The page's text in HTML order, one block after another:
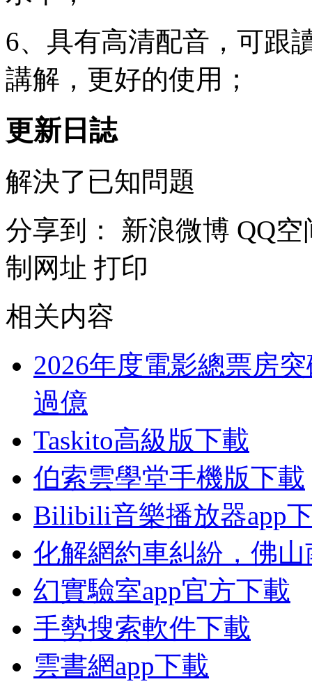
6、具有高清配音，可跟
講解，更好的使用；
更新日誌
解決了已知問題
分享到：
新浪微博 QQ空
制网址 打印
相关内容
2026年度電影總票房
過億
Taskito高級版下載
伯索雲學堂手機版下載
Bilibili音樂播放器app
化解網約車糾紛，佛
幻實驗室app官方下載
手勢搜索軟件下載
雲書網app下載